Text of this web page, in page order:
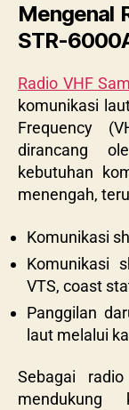
Mengenal
STR-
Radio VHF
komunikasi
Frequency
dirancang
kebutuhan
menengah,
Komunikasi
Komunikasi
VTS, coast
Panggilan
laut melalui
Sebagai
mendukung